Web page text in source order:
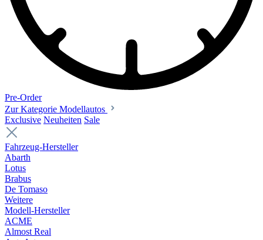
Pre-Order
Zur Kategorie Modellautos
Exclusive Neuheiten Sale
Fahrzeug-Hersteller
Abarth
Lotus
Brabus
De Tomaso
Weitere
Modell-Hersteller
ACME
Almost Real